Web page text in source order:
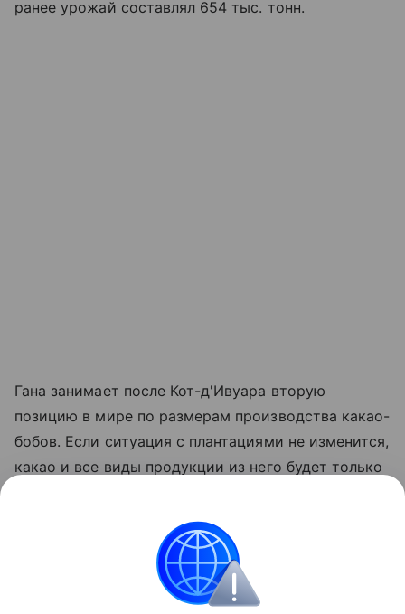
ранее урожай составлял 654 тыс. тонн.
Гана занимает после Кот-д'Ивуара вторую
позицию в мире по размерам производства какао-
бобов. Если ситуация с плантациями не изменится,
какао и все виды продукции из него будет только
«Данная информация носит исключительно
информационный (ознакомительный) характер
и не является индивидуальной инвестиционной